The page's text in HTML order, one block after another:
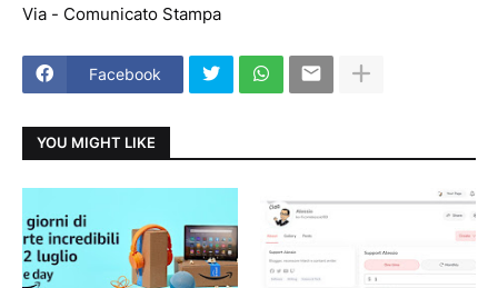
Via - Comunicato Stampa
Facebook
YOU MIGHT LIKE